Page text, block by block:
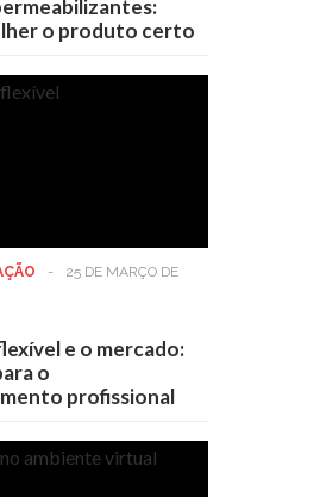
o produto certo
-
25 DE MARÇO DE
e o mercado:
o
profissional